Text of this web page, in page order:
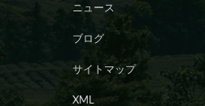
ニュース
ブログ
サイトマップ
XML